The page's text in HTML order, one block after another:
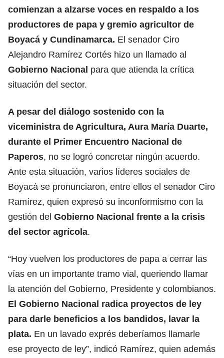
comienzan a alzarse voces en respaldo a los
productores de papa y gremio agricultor de
Boyacá y Cundinamarca. El senador Ciro
Alejandro Ramírez Cortés hizo un llamado al
Gobierno Nacional para que atienda la crítica
situación del sector.
A pesar del diálogo sostenido con la
viceministra de Agricultura, Aura María Duarte,
durante el Primer Encuentro Nacional de
Paperos, no se logró concretar ningún acuerdo.
Ante esta situación, varios líderes sociales de
Boyacá se pronunciaron, entre ellos el senador Ciro
Ramírez, quien expresó su inconformismo con la
gestión del Gobierno Nacional frente a la crisis
del sector agrícola.
“Hoy vuelven los productores de papa a cerrar las
vías en un importante tramo vial, queriendo llamar
la atención del Gobierno, Presidente y colombianos.
El Gobierno Nacional radica proyectos de ley
para darle beneficios a los bandidos, lavar la
plata. En un lavado exprés deberíamos llamarle
ese proyecto de ley”, indicó Ramírez, quien además